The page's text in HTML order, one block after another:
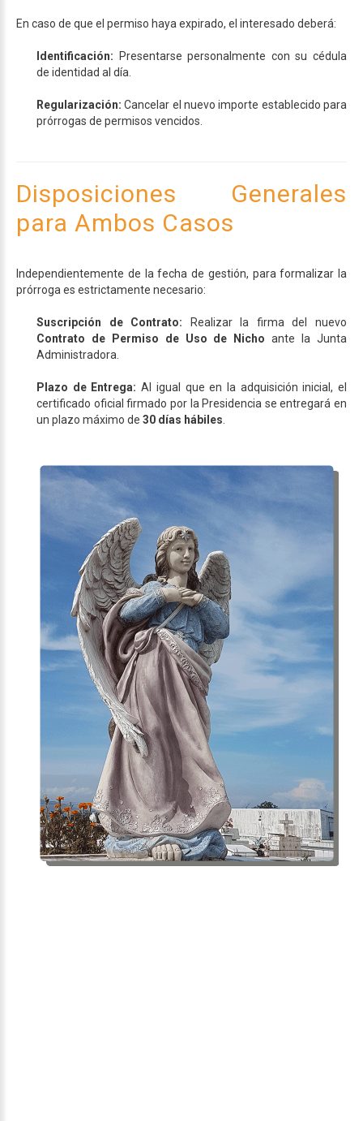
En caso de que el permiso haya expirado, el interesado deberá:
Identificación: Presentarse personalmente con su cédula
de identidad al día.
Regularización: Cancelar el nuevo importe establecido para
prórrogas de permisos vencidos.
Disposiciones
Generales
para Ambos Casos
Independientemente de la fecha de gestión, para formalizar la
prórroga es estrictamente necesario:
Suscripción de Contrato: Realizar la firma del nuevo
Contrato de Permiso de Uso de Nicho ante la Junta
Administradora.
Plazo de Entrega: Al igual que en la adquisición inicial, el
certificado oficial firmado por la Presidencia se entregará en
un plazo máximo de 30 días hábiles